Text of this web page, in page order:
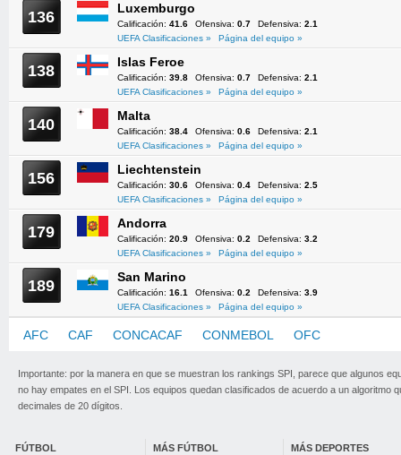
136 Luxemburgo
Calificación: 41.6 Ofensiva: 0.7 Defensiva: 2.1
UEFA Clasificaciones »
Página del equipo »
138 Islas Feroe
Calificación: 39.8 Ofensiva: 0.7 Defensiva: 2.1
UEFA Clasificaciones »
Página del equipo »
140 Malta
Calificación: 38.4 Ofensiva: 0.6 Defensiva: 2.1
UEFA Clasificaciones »
Página del equipo »
156 Liechtenstein
Calificación: 30.6 Ofensiva: 0.4 Defensiva: 2.5
UEFA Clasificaciones »
Página del equipo »
179 Andorra
Calificación: 20.9 Ofensiva: 0.2 Defensiva: 3.2
UEFA Clasificaciones »
Página del equipo »
189 San Marino
Calificación: 16.1 Ofensiva: 0.2 Defensiva: 3.9
UEFA Clasificaciones »
Página del equipo »
AFC CAF CONCACAF CONMEBOL OFC
Importante: por la manera en que se muestran los rankings SPI, parece que algunos
no hay empates en el SPI. Los equipos quedan clasificados de acuerdo a un algoritmo
decimales de 20 dígitos.
FÚTBOL MÁS FÚTBOL MÁS DEPORTES